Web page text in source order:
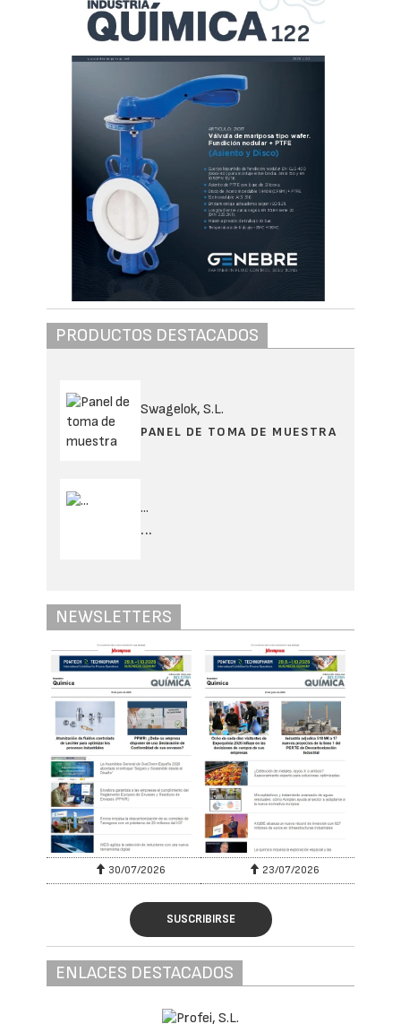
PRODUCTOS DESTACADOS
Swagelok, S.L.
PANEL DE TOMA DE MUESTRA
...
...
NEWSLETTERS
30/07/2026 23/07/2026
SUSCRIBIRSE
ENLACES DESTACADOS